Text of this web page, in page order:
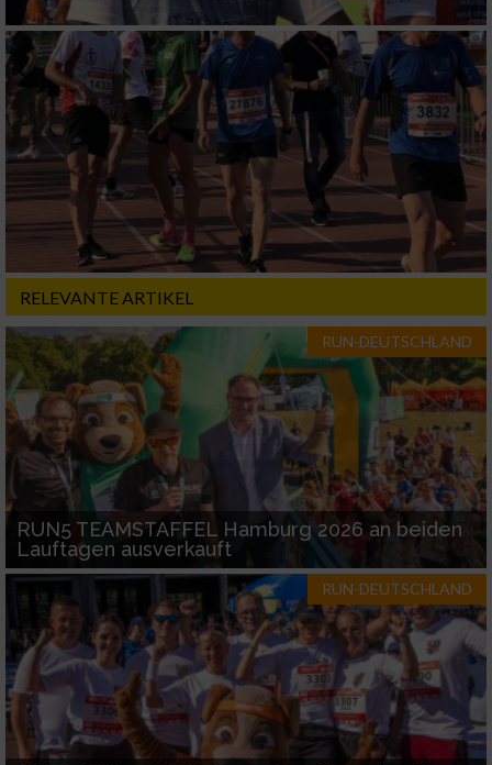
RELEVANTE ARTIKEL
RUN-DEUTSCHLAND
RUN5 TEAMSTAFFEL Hamburg 2026 an beiden
Lauftagen ausverkauft
RUN-DEUTSCHLAND